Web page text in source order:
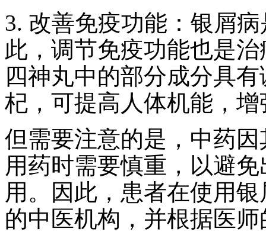
3. 改善免疫功能：银屑
此，调节免疫功能也是
四神丸中的部分成分具
杞，可提高人体机能，
但需要注意的是，中药
用药时需要慎重，以避
用。因此，患者在使用
的中医机构，并根据医